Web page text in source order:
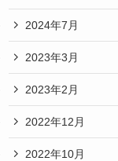
2024年7月
2023年3月
2023年2月
2022年12月
2022年10月